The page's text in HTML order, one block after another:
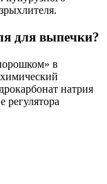
для выпечки?
в
натрия
регулятора